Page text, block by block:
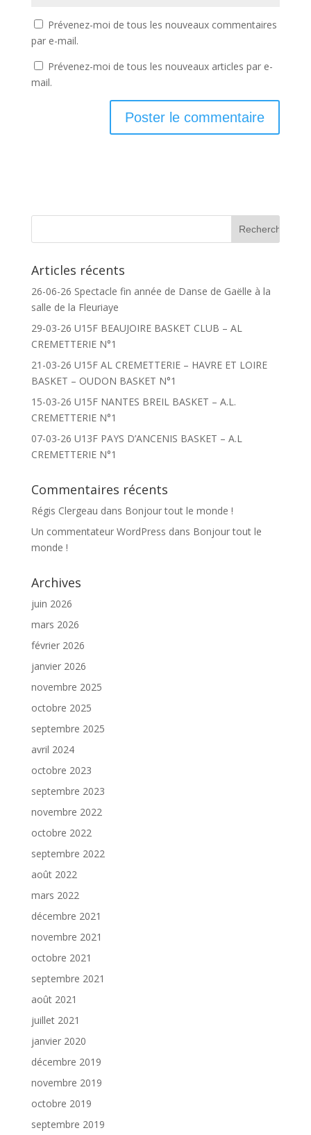
Prévenez-moi de tous les nouveaux commentaires
par e-mail.
Prévenez-moi de tous les nouveaux articles par e-
mail.
Articles récents
26-06-26 Spectacle fin année de Danse de Gaëlle à la
salle de la Fleuriaye
29-03-26 U15F BEAUJOIRE BASKET CLUB – AL
CREMETTERIE N°1
21-03-26 U15F AL CREMETTERIE – HAVRE ET LOIRE
BASKET – OUDON BASKET N°1
15-03-26 U15F NANTES BREIL BASKET – A.L.
CREMETTERIE N°1
07-03-26 U13F PAYS D’ANCENIS BASKET – A.L
CREMETTERIE N°1
Commentaires récents
Régis Clergeau dans Bonjour tout le monde !
Un commentateur WordPress dans Bonjour tout le
monde !
Archives
juin 2026
mars 2026
février 2026
janvier 2026
novembre 2025
octobre 2025
septembre 2025
avril 2024
octobre 2023
septembre 2023
novembre 2022
octobre 2022
septembre 2022
août 2022
mars 2022
décembre 2021
novembre 2021
octobre 2021
septembre 2021
août 2021
juillet 2021
janvier 2020
décembre 2019
novembre 2019
octobre 2019
septembre 2019